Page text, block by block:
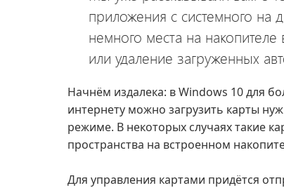
приложения с системного на
немного места на
или удаление загруженных
Начнём издалека: в Windows 10 для
интернету можно загрузить карты
режиме. В некоторых случаях такие
пространства на встроенном
Для управления картами придётся